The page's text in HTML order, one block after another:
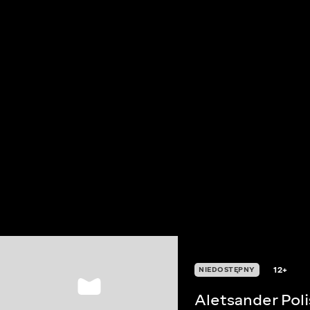
NIEDOSTĘPNY 12+
Aletsander